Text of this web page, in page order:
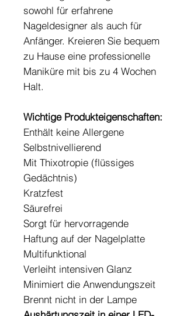
sowohl für erfahrene
Nageldesigner als auch für
Anfänger. Kreieren Sie bequem
zu Hause eine professionelle
Maniküre mit bis zu 4 Wochen
Halt.
Wichtige Produkteigenschaften:
Enthält keine Allergene
Selbstnivellierend
Mit Thixotropie (flüssiges
Gedächtnis)
Kratzfest
Säurefrei
Sorgt für hervorragende
Haftung auf der Nagelplatte
Multifunktional
Verleiht intensiven Glanz
Minimiert die Anwendungszeit
Brennt nicht in der Lampe